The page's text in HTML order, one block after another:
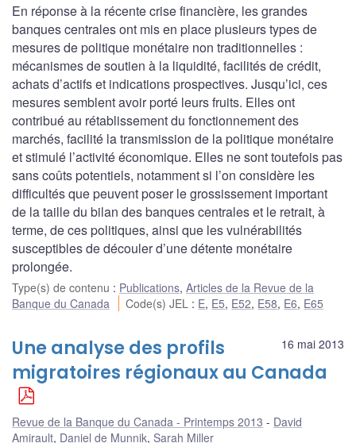
En réponse à la récente crise financière, les grandes
banques centrales ont mis en place plusieurs types de
mesures de politique monétaire non traditionnelles :
mécanismes de soutien à la liquidité, facilités de crédit,
achats d’actifs et indications prospectives. Jusqu’ici, ces
mesures semblent avoir porté leurs fruits. Elles ont
contribué au rétablissement du fonctionnement des
marchés, facilité la transmission de la politique monétaire
et stimulé l’activité économique. Elles ne sont toutefois pas
sans coûts potentiels, notamment si l’on considère les
difficultés que peuvent poser le grossissement important
de la taille du bilan des banques centrales et le retrait, à
terme, de ces politiques, ainsi que les vulnérabilités
susceptibles de découler d’une détente monétaire
prolongée.
Type(s) de contenu : Publications, Articles de la Revue de la
Banque du Canada
Code(s) JEL : E, E5, E52, E58, E6, E65
16 mai 2013
Une analyse des profils
migratoires régionaux au Canada
Revue de la Banque du Canada - Printemps 2013
David
Amirault, Daniel de Munnik, Sarah Miller